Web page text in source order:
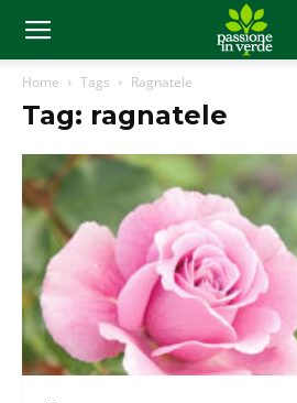
Home Tags Ragnatele
Tag: ragnatele